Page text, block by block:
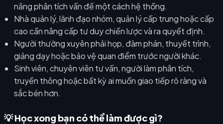
năng phân tích vấn đề một cách hệ thống.
Nhà quản lý, lãnh đạo nhóm, quản lý cấp trung hoặc cấp
cao cần nâng cấp tư duy chiến lược và ra quyết định.
Người thường xuyên phải họp, đàm phán, thuyết trình,
giảng dạy hoặc bảo vệ quan điểm trước người khác.
Sinh viên, chuyên viên tư vấn, người làm phân tích,
truyền thông hoặc bất kỳ ai muốn giao tiếp rõ ràng và
sắc bén hơn.
💡 Học xong bạn có thể làm được gì?